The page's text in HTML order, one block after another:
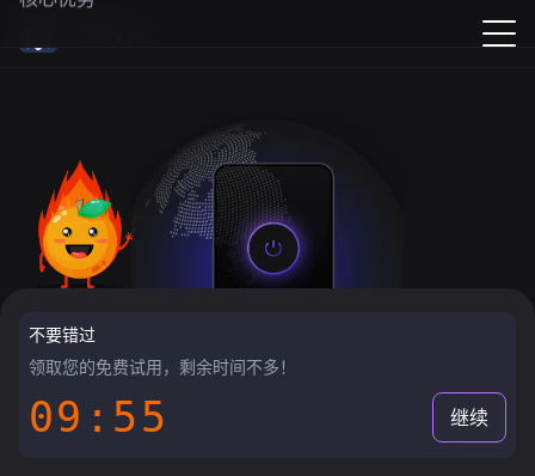
不要错过
领取您的免费试用，剩余时间不多！
09:55 继续